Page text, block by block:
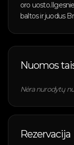
oro
baltos ir juodus
Nuomos
Nėra nurodytų
Rezervacija